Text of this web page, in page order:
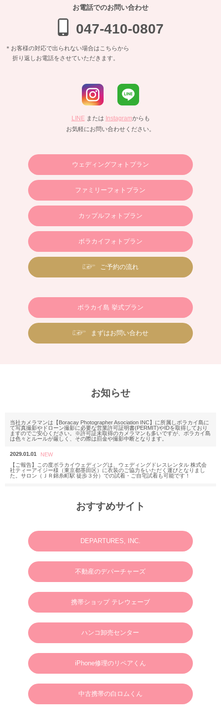
お電話でのお問い合わせ
047-410-0807
＊お客様の対応で出られない場合はこちらから
折り返しお電話をさせていただきます。
LINEまたは Instagramからも
お気軽にお問い合わせください。
ウェディングフォトプラン
ファミリーフォトプラン
カップルフォトプラン
ボラカイフォトプラン
ご予約の流れ
ボラカイ島 挙式プラン
まずはお問い合わせ
お知らせ
当社カメラマンは【Boracay Photographer Asociation INC】に所属しボラカイ島に
て写真撮影やドローン撮影に必要な営業許可証明書(PERMIT)やIDを取得しており
ますのでご安心ください。※許可証未取得のカメラマンも多いですが、ボラカイ島
は色々とルールが厳しく、その際は罰金や撮影中断となります。
2029.01.01
【ご報告】この度ボラカイウェディングは、ウェディングドレスレンタル 株式会
社ティーアイジー様（東京都墨田区）に衣装のご協力をいただく運びとなりまし
た。サロン（ＪＲ錦糸町駅 徒歩３分）での試着・ご自宅試着も可能です！
M様 2025年12月or2026年2月
ウェディングフォトお問い合わせありがとうございます。
N様 2025年7月 ウェディングフォト・動画・ドローンご予約ありがとうございま
M様 2025年4月 ウェディングフォトお問い合わせありがとうございます。
英語やタガログ語を話せる方向けプラン【 カメラマン＆ヘアメイクのみの手配と
なりますので、衣装などは全てお客様でご用意ください。128,000円(税別)】
新年のご挨拶
謹んで新年のご挨拶を申し上げます。
旧年中は格別のご支援、ご愛顧を賜り、心より御礼申し上げます。
新しい年が、皆さまにとりまして、幸多き年となりますよう心よりお祈り申し上げ
2025年1月1日
ボラカイウェディングフォト一同
2025.01.22
N様 2025年3月 ウェディングフォトご予約ありがとうございます。
おすすめサイト
DEPARTURES, INC.
不動産のデパーチャーズ
携帯ショップ テレウェーブ
ハンコ卸売センター
iPhone修理のリペアくん
中古携帯の白ロムくん